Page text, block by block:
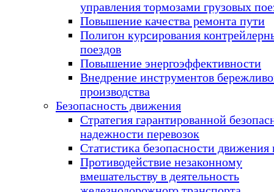
управления тормозами грузовых
Повышение качества ремонта пути
Полигон курсирования
поездов
Повышение энергоэффективности
Внедрение инструментов
производства
Безопасность движения
Стратегия гарантированной
надежности перевозок
Статистика безопасности движения
Противодействие незаконному
вмешательству в деятельность